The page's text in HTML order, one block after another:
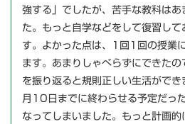
強する」でしたが、苦手な教科はあ
た。もっと自学などをして復習し
す。よかった点は、1回1回の授業
ます。あまりしゃべらずにできた
を振り返ると規則正しい生活がで
月10日までに終わらせる予定だっ
なってしまいました。もっと計画